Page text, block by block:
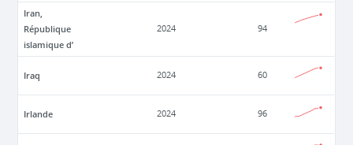
Iran,
République
islamique d’
2024 94
Iraq 2024 60
Irlande 2024 96